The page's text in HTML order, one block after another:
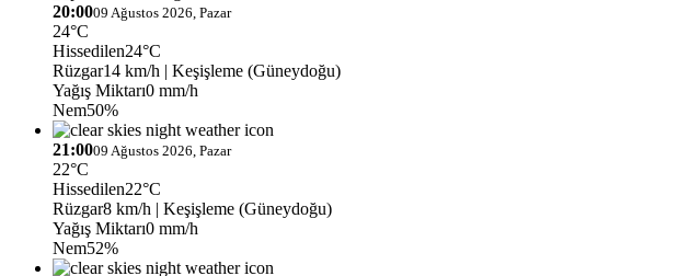
20:0009 Ağustos 2026, Pazar
24°C
Hissedilen24°C
Rüzgar14 km/h | Keşişleme (Güneydoğu)
Yağış Miktarı0 mm/h
Nem50%
21:0009 Ağustos 2026, Pazar
22°C
Hissedilen22°C
Rüzgar8 km/h | Keşişleme (Güneydoğu)
Yağış Miktarı0 mm/h
Nem52%